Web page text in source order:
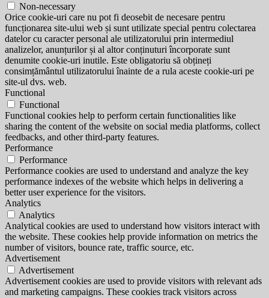
Non-necessary
Orice cookie-uri care nu pot fi deosebit de necesare pentru
funcționarea site-ului web și sunt utilizate special pentru colectarea
datelor cu caracter personal ale utilizatorului prin intermediul
analizelor, anunțurilor și al altor conținuturi încorporate sunt
denumite cookie-uri inutile. Este obligatoriu să obțineți
consimțământul utilizatorului înainte de a rula aceste cookie-uri pe
site-ul dvs. web.
Functional
Functional
Functional cookies help to perform certain functionalities like
sharing the content of the website on social media platforms, collect
feedbacks, and other third-party features.
Performance
Performance
Performance cookies are used to understand and analyze the key
performance indexes of the website which helps in delivering a
better user experience for the visitors.
Analytics
Analytics
Analytical cookies are used to understand how visitors interact with
the website. These cookies help provide information on metrics the
number of visitors, bounce rate, traffic source, etc.
Advertisement
Advertisement
Advertisement cookies are used to provide visitors with relevant ads
and marketing campaigns. These cookies track visitors across